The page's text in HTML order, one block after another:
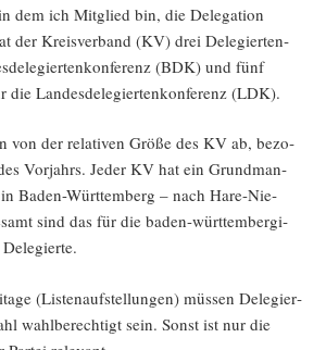
dem ich Mit­glied bin, die Dele­ga­ti­on
der Kreis­ver­band (KV) drei Dele­gier­ten­
(BDK) und fünf
die Lan­des­de­le­gier­ten­kon­fe­renz (LDK).
von der rela­ti­ven Grö­ße des KV ab, bezo­
Vor­jahrs. Jeder KV hat ein Grund­man­
Baden-Würt­tem­berg – nach Hare-Nie­
sind das für die baden-würt­tem­ber­gi­
(Lis­ten­auf­stel­lun­gen) müs­sen Dele­gier­
wahl­be­rech­tigt sein. Sonst ist nur die